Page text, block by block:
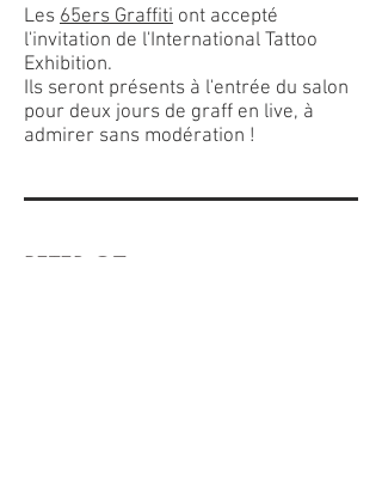
Les 65ers Graffiti ont accepté
l'invitation de l'International Tattoo
Exhibition.
Ils seront présents à l'entrée du salon
pour deux jours de graff en live, à
admirer sans modération !
PETER OZ